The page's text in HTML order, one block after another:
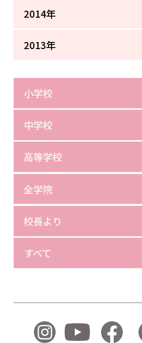
2014年
2013年
小学校
中学校
高等学校
全学院
校長より
すべて